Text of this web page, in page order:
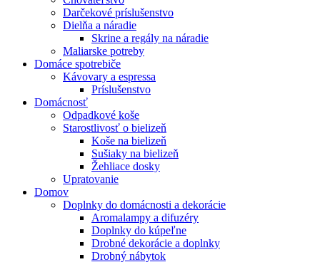
Darčekové príslušenstvo
Dielňa a náradie
Skrine a regály na náradie
Maliarske potreby
Domáce spotrebiče
Kávovary a espressa
Príslušenstvo
Domácnosť
Odpadkové koše
Starostlivosť o bielizeň
Koše na bielizeň
Sušiaky na bielizeň
Žehliace dosky
Upratovanie
Domov
Doplnky do domácnosti a dekorácie
Aromalampy a difuzéry
Doplnky do kúpeľne
Drobné dekorácie a doplnky
Drobný nábytok